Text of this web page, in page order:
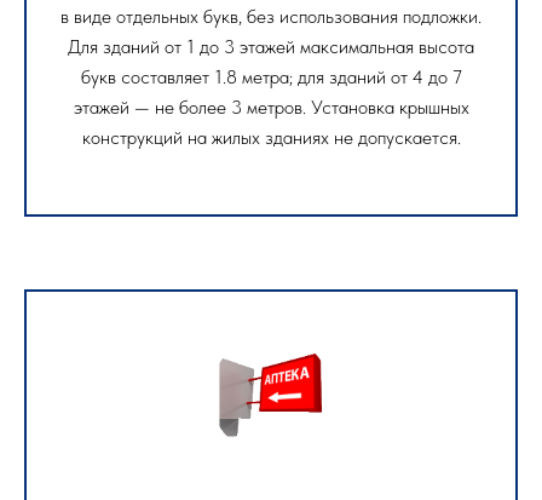
в виде отдельных букв, без использования подложки.
Для зданий от 1 до 3 этажей максимальная высота
букв составляет 1.8 метра; для зданий от 4 до 7
этажей — не более 3 метров. Установка крышных
конструкций на жилых зданиях не допускается.